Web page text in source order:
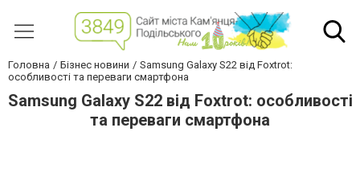
Головна Бізнес новини
Samsung Galaxy S22 від Foxtrot:
особливості та переваги смартфона
Samsung Galaxy S22 від Foxtrot: особливості
та переваги смартфона